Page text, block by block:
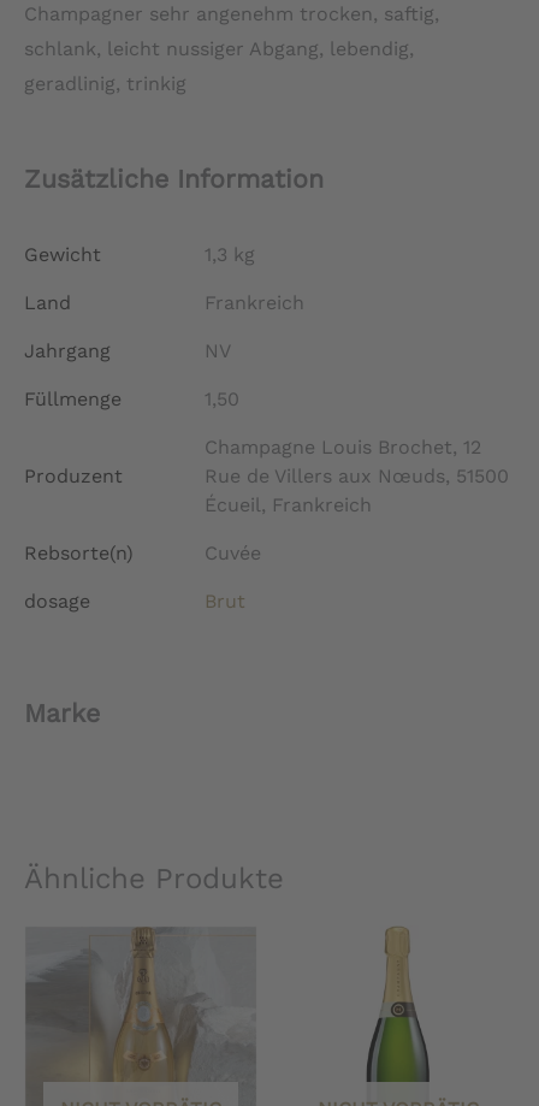
Champagner sehr angenehm trocken, saftig,
schlank, leicht nussiger Abgang, lebendig,
geradlinig, trinkig
Zusätzliche Information
Gewicht 1,3 kg
Land Frankreich
Jahrgang NV
Füllmenge 1,50
Produzent
Champagne Louis Brochet, 12
Rue de Villers aux Nœuds, 51500
Écueil, Frankreich
Rebsorte(n) Cuvée
dosage Brut
Marke
Ähnliche Produkte